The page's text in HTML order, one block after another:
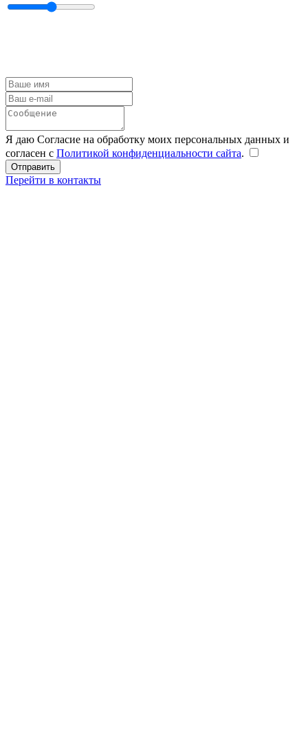
Я даю Согласие на обработку моих персональных данных и
согласен с Политикой конфиденциальности сайта.
Перейти в контакты